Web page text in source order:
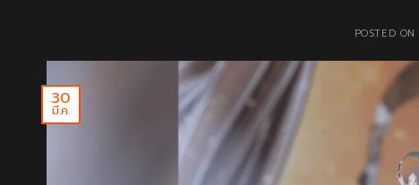
POSTED ON
30
มี.ค.